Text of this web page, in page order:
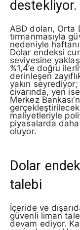
destekliyor.
ABD doları, Orta
tırmanmasıyla
nedeniyle
Dolar endeksi
seviyesine
%1,4’e doğru
derinleşen
yakın
civarında, yen
Merkez
maliyetleriyle
piyasalarda
oluyor.
Dolar
talebi
İçeride ve
güvenli liman
devam ediyor.